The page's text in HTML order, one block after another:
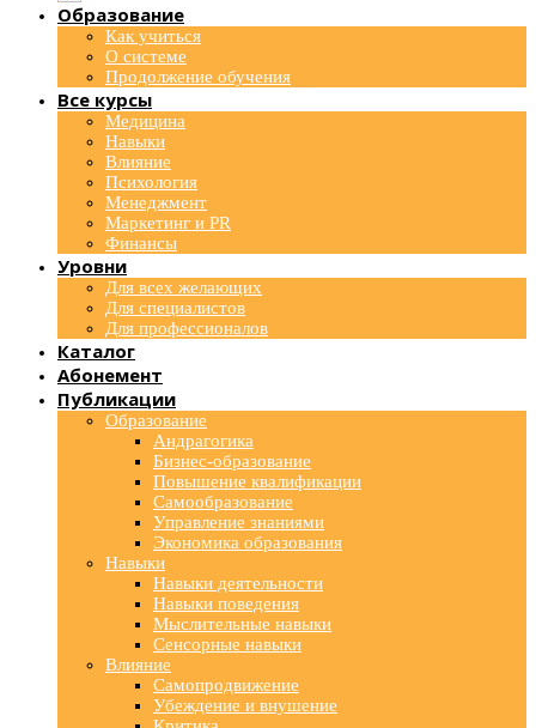
Образование
Как учиться
О системе
Продолжение обучения
Все курсы
Медицина
Навыки
Влияние
Психология
Менеджмент
Маркетинг и PR
Финансы
Уровни
Для всех желающих
Для специалистов
Для профессионалов
Каталог
Абонемент
Публикации
Образование
Андрагогика
Бизнес-образование
Повышение квалификации
Самообразование
Управление знаниями
Экономика образования
Навыки
Навыки деятельности
Навыки поведения
Мыслительные навыки
Сенсорные навыки
Влияние
Самопродвижение
Убеждение и внушение